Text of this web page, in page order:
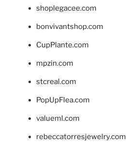
shoplegacee.com
bonvivantshop.com
CupPlante.com
mpzin.com
stcreal.com
PopUpFlea.com
valueml.com
rebeccatorresjewelry.com